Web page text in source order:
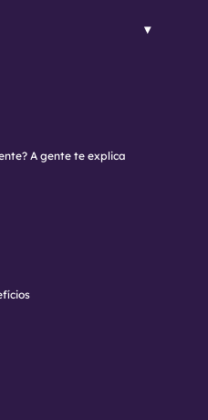
A gente te explica